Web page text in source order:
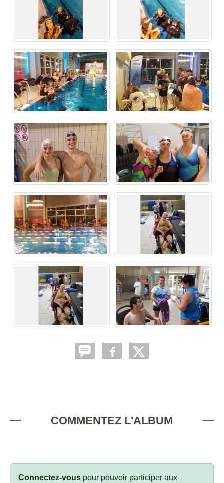
COMMENTEZ L'ALBUM
Connectez-vous pour pouvoir participer aux